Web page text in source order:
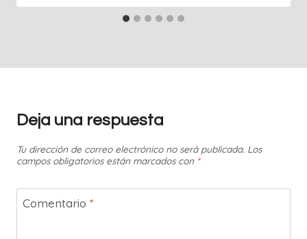
Deja una respuesta
Tu dirección de correo electrónico no será publicada. Los
campos obligatorios están marcados con *
Comentario *